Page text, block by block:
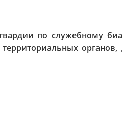
по служебному